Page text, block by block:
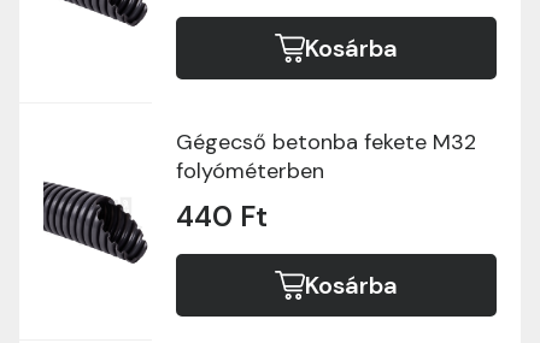
Kosárba
Gégecső betonba fekete M32
folyóméterben
440 Ft
Kosárba